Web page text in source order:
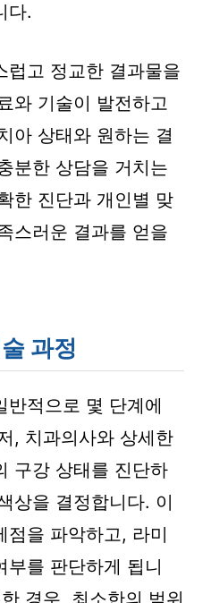
다.
럽고 정교한 결과물을
와 기술이 발전하고
아 상태와 원하는 결
분한 상담을 거치는
한 진단과 개인별 맞
스러운 결과를 얻을
과정
반적으로 몇 단계에
, 치과의사와 상세한
구강 상태를 진단하
상을 결정합니다. 이
점을 파악하고, 라미
부를 판단하게 됩니
경우, 최소한의 범위